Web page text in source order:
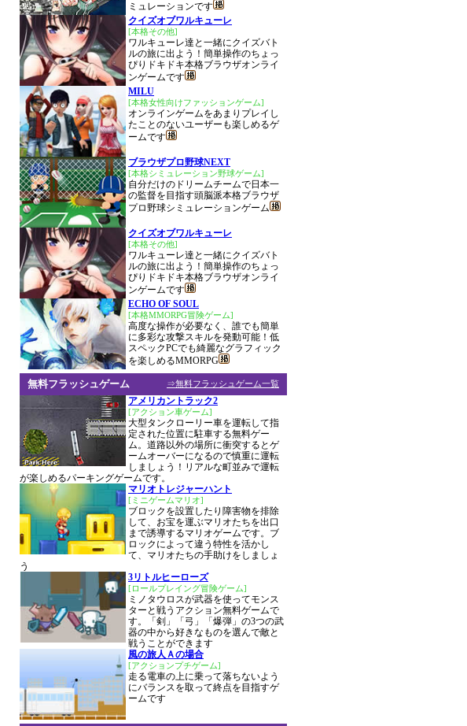
ミュレーションです
クイズオブワルキューレ
[本格その他]
ワルキューレ達と一緒にクイズバト
ルの旅に出よう！簡単操作のちょっ
ぴりドキドキ本格ブラウザオンライ
ンゲームです
MILU
[本格女性向けファッションゲーム]
オンラインゲームをあまりプレイし
たことのないユーザーも楽しめるゲ
ームです
ブラウザプロ野球NEXT
[本格シミュレーション野球ゲーム]
自分だけのドリームチームで日本一
の監督を目指す頭脳派本格ブラウザ
プロ野球シミュレーションゲーム
クイズオブワルキューレ
[本格その他]
ワルキューレ達と一緒にクイズバト
ルの旅に出よう！簡単操作のちょっ
ぴりドキドキ本格ブラウザオンライ
ンゲームです
ECHO OF SOUL
[本格MMORPG冒険ゲーム]
高度な操作が必要なく、誰でも簡単
に多彩な攻撃スキルを発動可能！低
スペックPCでも綺麗なグラフィック
を楽しめるMMORPG
⇒無料フラッシュゲーム一覧
無料フラッシュゲーム
アメリカントラック2
[アクション車ゲーム]
大型タンクローリー車を運転して指
定された位置に駐車する無料ゲー
ム。道路以外の場所に衝突するとゲ
ームオーバーになるので慎重に運転
しましょう！リアルな町並みで運転
が楽しめるパーキングゲームです。
マリオトレジャーハント
[ミニゲームマリオ]
ブロックを設置したり障害物を排除
して、お宝を運ぶマリオたちを出口
まで誘導するマリオゲームです。ブ
ロックによって違う特性を活かし
て、マリオたちの手助けをしましょ
う
3リトルヒーローズ
[ロールプレイング冒険ゲーム]
ミノタウロスが武器を使ってモンス
ターと戦うアクション無料ゲームで
す。「剣」「弓」「爆弾」の3つの武
器の中から好きなものを選んで敵と
戦うことができます
風の旅人Ａの場合
[アクションプチゲーム]
走る電車の上に乗って落ちないよう
にバランスを取って終点を目指すゲ
ームです